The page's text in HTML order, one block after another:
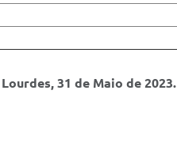
Lourdes, 31 de Maio de 2023.